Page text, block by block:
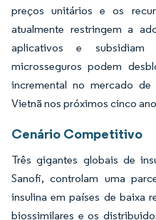
preços unitários e os
atualmente restringem a
aplicativos e
microsseguros podem
incremental no mercado
Vietnã nos próximos cinco
Cenário Competitivo
Três gigantes globais de
Sanofi, controlam uma
insulina em países de baixa
biossimilares e os